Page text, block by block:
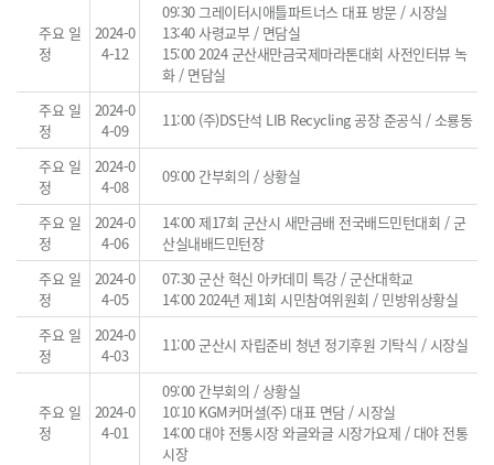
주요 일
정
2024-0
4-12
09:30 그레이터시애틀파트너스 대표 방문 / 시장실
13:40 사령교부 / 면담실
15:00 2024 군산새만금국제마라톤대회 사전인터뷰 녹
화 / 면담실
주요 일
정
2024-0
4-09
11:00 (주)DS단석 LIB Recycling 공장 준공식 / 소룡동
주요 일
정
2024-0
4-08
09:00 간부회의 / 상황실
주요 일
정
2024-0
4-06
14:00 제17회 군산시 새만금배 전국배드민턴대회 / 군
산실내배드민턴장
주요 일
정
2024-0
4-05
07:30 군산 혁신 아카데미 특강 / 군산대학교
14:00 2024년 제1회 시민참여위원회 / 민방위상황실
주요 일
정
2024-0
4-03
11:00 군산시 자립준비 청년 정기후원 기탁식 / 시장실
주요 일
정
2024-0
4-01
09:00 간부회의 / 상황실
10:10 KGM커머셜(주) 대표 면담 / 시장실
14:00 대야 전통시장 와글와글 시장가요제 / 대야 전통
시장